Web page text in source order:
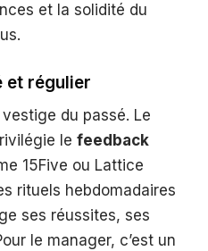
et la solidité du
et régulier
du passé. Le
le feedback
15Five ou Lattice
rituels hebdomadaires
ses réussites, ses
le manager, c’est un